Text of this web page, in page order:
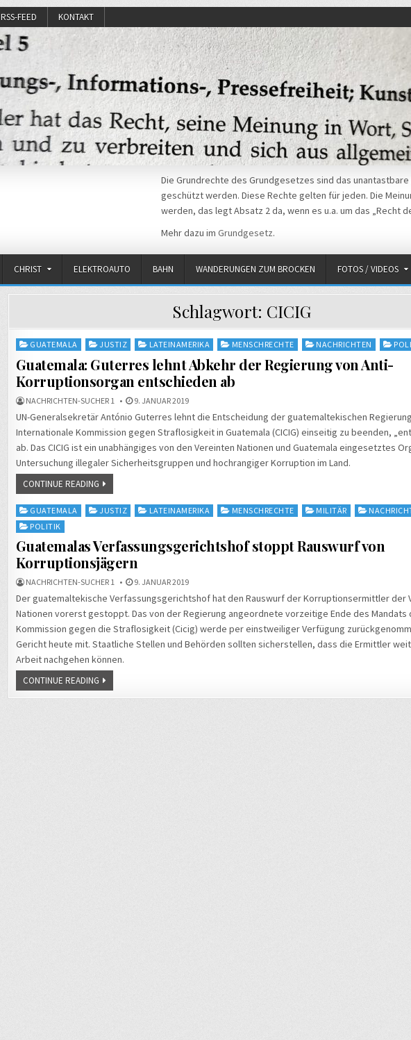
RSS-FEED KONTAKT
Die Grundrechte des Grundgesetzes sind das
geschützt werden. Diese Rechte gelten für jeden. Die
werden, das legt Absatz 2 da, wenn es u.a. um das „Recht
Mehr dazu im Grundgesetz.
CHRIST ELEKTROAUTO BAHN WANDERUNGEN ZUM BROCKEN FOTOS / VIDEOS
Schlagwort: CICIG
Posted
in
GUATEMALA JUSTIZ LATEINAMERIKA MENSCHRECHTE NACHRICHTEN
Guatemala: Guterres lehnt Abkehr der Regierung von Anti-
Korruptionsorgan entschieden ab
NACHRICHTEN-SUCHER 1 9. JANUAR 2019
UN-Generalsekretär António Guterres lehnt die Entscheidung der guatemaltekischen
Internationale Kommission gegen Straflosigkeit in Guatemala (CICIG) einseitig zu beenden,
ab. Das CICIG ist ein unabhängiges von den Vereinten Nationen und Guatemala eingesetztes
Untersuchung illegaler Sicherheitsgruppen und hochrangiger Korruption im Land.
CONTINUE READING
Posted
in
GUATEMALA JUSTIZ LATEINAMERIKA MENSCHRECHTE MILITÄR
POLITIK
Guatemalas Verfassungsgerichtshof stoppt Rauswurf von
Korruptionsjägern
NACHRICHTEN-SUCHER 1 9. JANUAR 2019
Der guatemaltekische Verfassungsgerichtshof hat den Rauswurf der Korruptionsermittler der
Nationen vorerst gestoppt. Das von der Regierung angeordnete vorzeitige Ende des Mandats
Kommission gegen die Straflosigkeit (Cicig) werde per einstweiliger Verfügung
Gericht heute mit. Staatliche Stellen und Behörden sollten sicherstellen, dass die Ermittler
Arbeit nachgehen können.
CONTINUE READING